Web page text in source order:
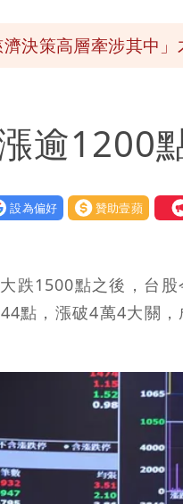
決策高層牽涉其中」
購過程
象署：本島陸警機率
逾
偏好 贊助壹蘋 我
跌1500點之後，台
點，漲破4萬4大關